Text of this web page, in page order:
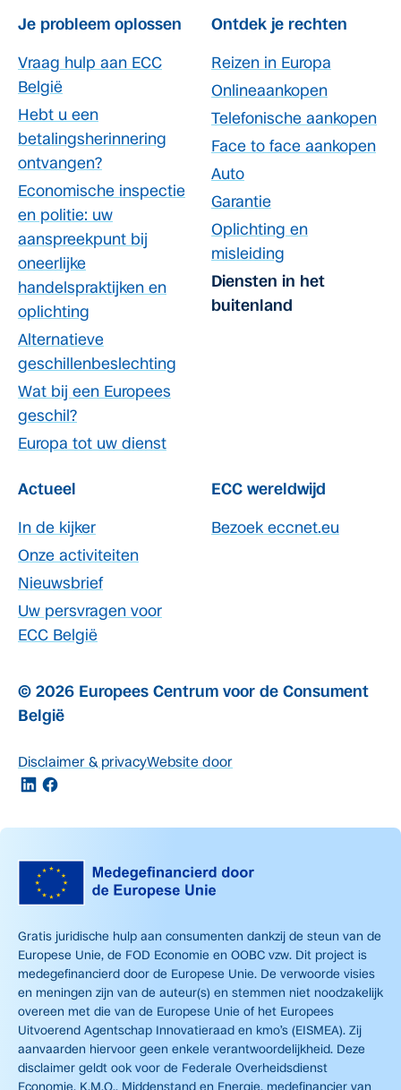
Je probleem oplossen
Vraag hulp aan ECC
België
Hebt u een
betalingsherinnering
ontvangen?
Economische inspectie
en politie: uw
aanspreekpunt bij
oneerlijke
handelspraktijken en
oplichting
Alternatieve
geschillenbeslechting
Wat bij een Europees
geschil?
Europa tot uw dienst
Ontdek je rechten
Reizen in Europa
Onlineaankopen
Telefonische aankopen
Face to face aankopen
Auto
Garantie
Oplichting en
misleiding
Diensten in het
buitenland
Actueel
In de kijker
Onze activiteiten
Nieuwsbrief
Uw persvragen voor
ECC België
ECC wereldwijd
Bezoek eccnet.eu
© 2026 Europees Centrum voor de Consument
België
Disclaimer & privacyWebsite door
Gratis juridische hulp aan consumenten dankzij de steun van de
Europese Unie, de FOD Economie en OOBC vzw. Dit project is
medegefinancierd door de Europese Unie. De verwoorde visies
en meningen zijn van de auteur(s) en stemmen niet noodzakelijk
overeen met die van de Europese Unie of het Europees
Uitvoerend Agentschap Innovatieraad en kmo’s (EISMEA). Zij
aanvaarden hiervoor geen enkele verantwoordelijkheid. Deze
disclaimer geldt ook voor de Federale Overheidsdienst
Economie, K.M.O., Middenstand en Energie, medefinancier van